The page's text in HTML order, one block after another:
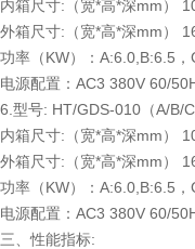
内箱尺寸:（宽*高*深mm）
外箱尺寸:（宽*高*深mm）
功率（KW）：A:6.0,B:6.5
电源配置：AC3 380V 60/
6.型号: HT/GDS-010（A/B/C/
内箱尺寸:（宽*高*深mm）
外箱尺寸:（宽*高*深mm）
功率（KW）：A:6.0,B:6.5
电源配置：AC3 380V 60/
三、性能指标: